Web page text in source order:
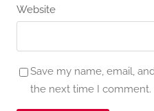
Website
Save my name, email,
the next time I comment.